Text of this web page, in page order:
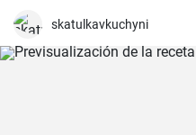
es un delicioso plato
skatulkavkuchyni